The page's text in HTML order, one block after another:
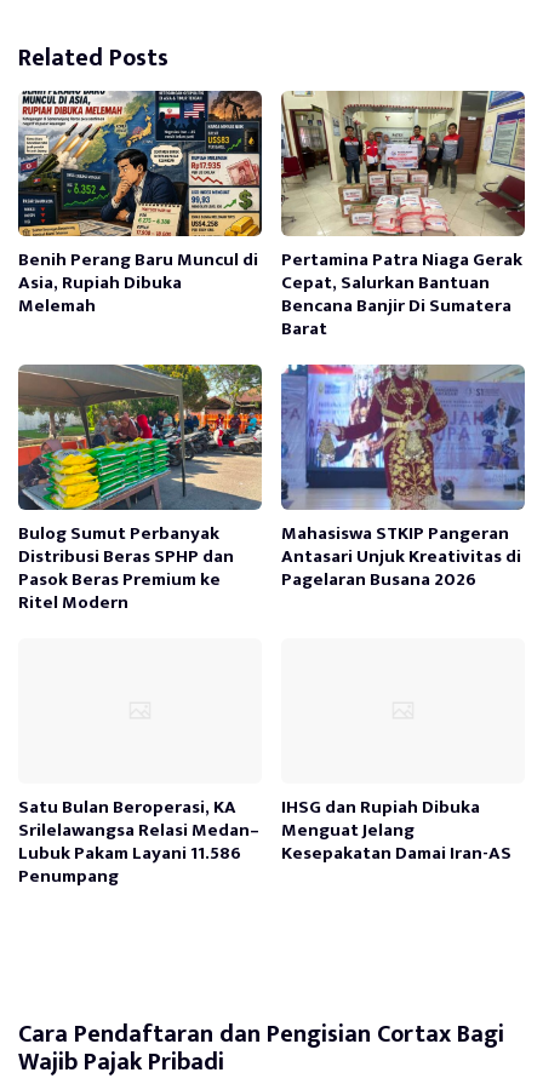
Related Posts
Benih Perang Baru Muncul di
Asia, Rupiah Dibuka
Melemah
Pertamina Patra Niaga Gerak
Cepat, Salurkan Bantuan
Bencana Banjir Di Sumatera
Barat
Bulog Sumut Perbanyak
Distribusi Beras SPHP dan
Pasok Beras Premium ke
Ritel Modern
Mahasiswa STKIP Pangeran
Antasari Unjuk Kreativitas di
Pagelaran Busana 2026
Satu Bulan Beroperasi, KA
Srilelawangsa Relasi Medan–
Lubuk Pakam Layani 11.586
Penumpang
IHSG dan Rupiah Dibuka
Menguat Jelang
Kesepakatan Damai Iran-AS
Cara Pendaftaran dan Pengisian Cortax Bagi
Wajib Pajak Pribadi